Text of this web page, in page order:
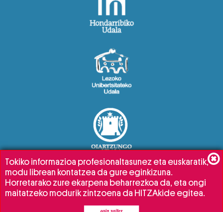
Tokiko informazioa profesionaltasunez eta euskaratik,
modu librean kontatzea da gure eginkizuna.
Horretarako zure ekarpena beharrezkoa da, eta ongi
maitatzeko modurik zintzoena da HITZAkide egitea.